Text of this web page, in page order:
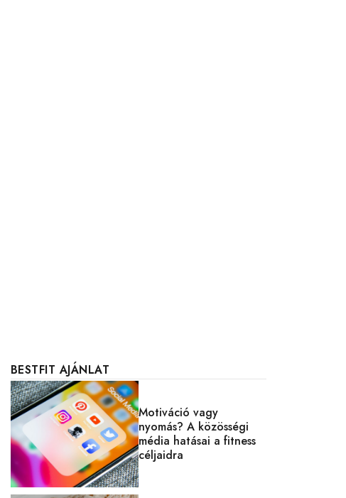
BESTFIT AJÁNLAT
Motiváció vagy
nyomás? A közösségi
média hatásai a fitness
céljaidra